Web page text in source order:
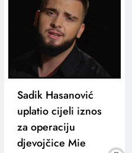
Sadik Hasanović
uplatio cijeli iznos
za operaciju
djevojčice Mie